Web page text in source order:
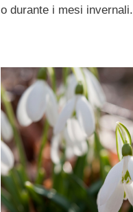
o durante i mesi invernali.